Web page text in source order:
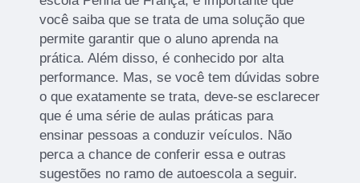
você saiba que se trata de uma solução que
permite garantir que o aluno aprenda na
prática. Além disso, é conhecido por alta
performance. Mas, se você tem dúvidas sobre
o que exatamente se trata, deve-se esclarecer
que é uma série de aulas práticas para
ensinar pessoas a conduzir veículos. Não
perca a chance de conferir essa e outras
sugestões no ramo de autoescola a seguir.